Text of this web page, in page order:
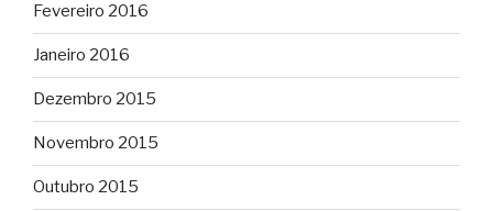
Fevereiro 2016
Janeiro 2016
Dezembro 2015
Novembro 2015
Outubro 2015